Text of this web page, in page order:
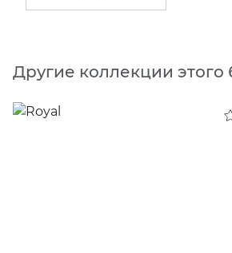
Другие коллекции этого